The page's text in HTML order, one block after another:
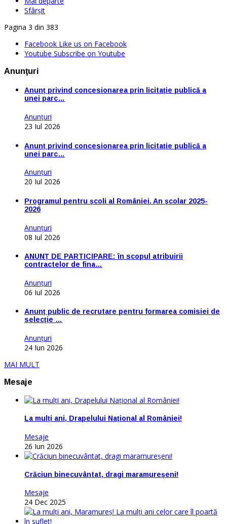
Sfârșit
Pagina 3 din 383
Facebook Like us on Facebook
Youtube Subscribe on Youtube
Anunţuri
Anunț privind concesionarea prin licitație publică a
unei parc…
Anunţuri
23 Iul 2026
Anunț privind concesionarea prin licitație publică a
unei parc…
Anunţuri
20 Iul 2026
Programul pentru școli al României. An școlar 2025-
2026
Anunţuri
08 Iul 2026
ANUNŢ DE PARTICIPARE: în scopul atribuirii
contractelor de fina…
Anunţuri
06 Iul 2026
Anunț public de recrutare pentru formarea comisiei de
selecție …
Anunţuri
24 Iun 2026
MAI MULT
Mesaje
La mulți ani, Drapelului Național al României!
Mesaje
26 Iun 2026
Crăciun binecuvântat, dragi maramureșeni!
Mesaje
24 Dec 2025